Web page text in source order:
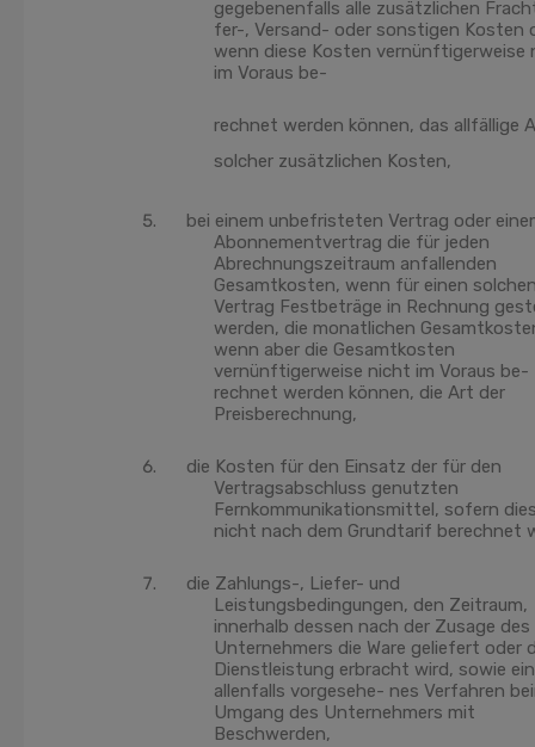
gegebenenfalls alle zusätzlichen
fer-, Versand- oder sonstigen Kosten
wenn diese Kosten vernünftigerweise
im Voraus be-
rechnet werden können, das allfällige
solcher zusätzlichen Kosten,
bei einem unbefristeten Vertrag oder
Abonnementvertrag die für jeden
Abrechnungszeitraum anfallenden
Gesamtkosten, wenn für einen
Vertrag Festbeträge in Rechnung
werden, die monatlichen
wenn aber die Gesamtkosten
vernünftigerweise nicht im Voraus be-
rechnet werden können, die Art der
Preisberechnung,
die Kosten für den Einsatz der für den
Vertragsabschluss genutzten
Fernkommunikationsmittel, sofern
nicht nach dem Grundtarif berechnet
die Zahlungs-, Liefer- und
Leistungsbedingungen, den Zeitraum,
innerhalb dessen nach der Zusage des
Unternehmers die Ware geliefert oder
Dienstleistung erbracht wird, sowie ein
allenfalls vorgesehe- nes Verfahren
Umgang des Unternehmers mit
Beschwerden,